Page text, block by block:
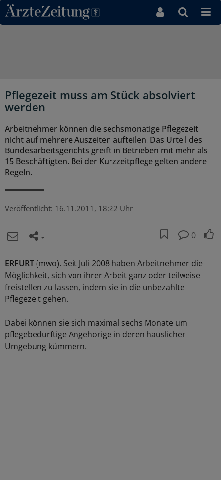
Direkt zum Inhaltsbereich
Pflegezeit muss am Stück absolviert
werden
Arbeitnehmer können die sechsmonatige Pflegezeit
nicht auf mehrere Auszeiten aufteilen. Das Urteil des
Bundesarbeitsgerichts greift in Betrieben mit mehr als
15 Beschäftigten. Bei der Kurzzeitpflege gelten andere
Regeln.
Veröffentlicht: 16.11.2011, 18:22 Uhr
0
ERFURT(mwo). Seit Juli 2008 haben Arbeitnehmer die
Möglichkeit, sich von ihrer Arbeit ganz oder teilweise
freistellen zu lassen, indem sie in die unbezahlte
Pflegezeit gehen.
Dabei können sie sich maximal sechs Monate um
pflegebedürftige Angehörige in deren häuslicher
Umgebung kümmern.